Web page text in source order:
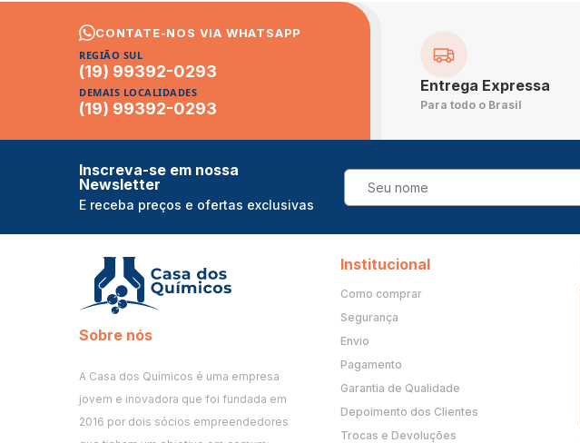
CONTATE-NOS VIA WHATSAPP
REGIÃO SUL
(19) 99392-0293
DEMAIS LOCALIDADES
(19) 99392-0293
Entrega Expressa
Para todo o Brasil
Inscreva-se em nossa
Newsletter
E receba preços e ofertas exclusivas
Sobre nós
A Casa dos Químicos é uma empresa
jovem e inovadora que foi fundada em
2016 por dois sócios empreendedores
Institucional
Como comprar
Segurança
Envio
Pagamento
Garantia de Qualidade
Depoimento dos Clientes
Trocas e Devoluções